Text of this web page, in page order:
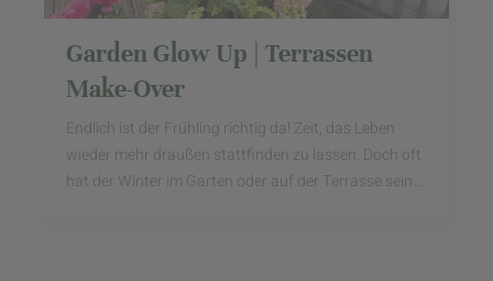
Garden Glow Up | Terrassen
Make-Over
Endlich ist der Frühling richtig da! Zeit, das Leben
wieder mehr draußen stattfinden zu lassen. Doch oft
hat der Winter im Garten oder auf der Terrasse seine